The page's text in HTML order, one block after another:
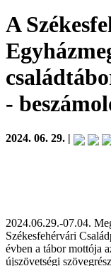
A
-
2024. 06. 29. |
2024.06.29.-07.04.
Székesfehérvári
évben a tábor mottója
újszövetségi